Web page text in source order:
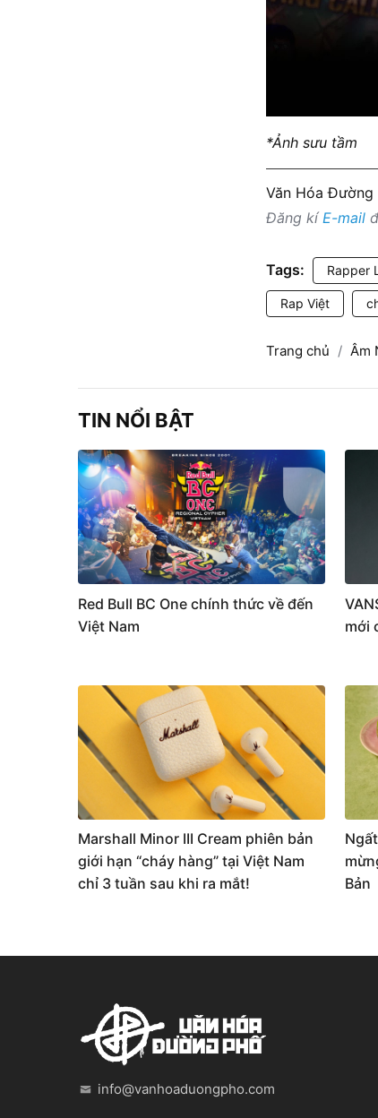
*Ảnh sưu tầm
Văn Hóa Đường
Đăng kí E-mail
Tags: Rapper
Rap Việt
Trang chủ Âm
TIN NỔI BẬT
Red Bull BC One chính thức về đến
Việt Nam
mới
Marshall Minor III Cream phiên bản
giới hạn “cháy hàng” tại Việt Nam
chỉ 3 tuần sau khi ra mắt!
Bản
info@vanhoaduongpho.com